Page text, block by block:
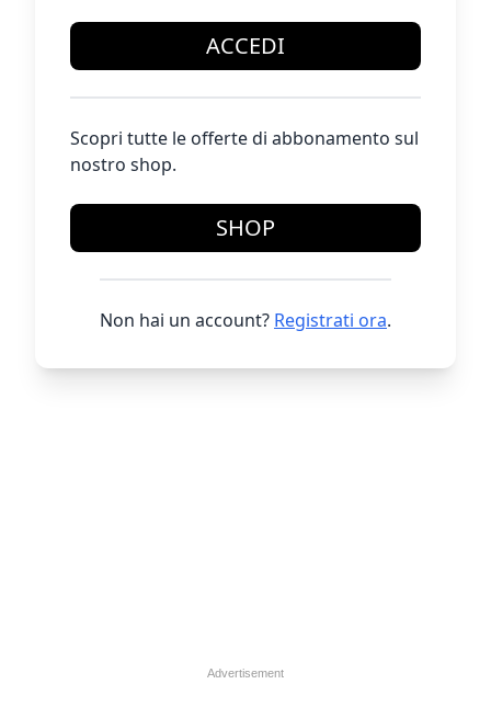
ACCEDI
Scopri tutte le offerte di abbonamento sul
nostro shop.
SHOP
Non hai un account? Registrati ora.